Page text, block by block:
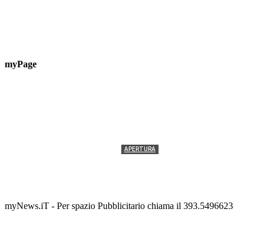
myPage
APERTURA
myNews.iT - Per spazio Pubblicitario chiama il 393.5496623